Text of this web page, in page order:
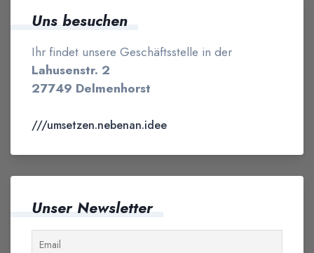
Uns besuchen
Ihr findet unsere Geschäftsstelle in der
Lahusenstr. 2
27749 Delmenhorst
///umsetzen.nebenan.idee
Unser Newsletter